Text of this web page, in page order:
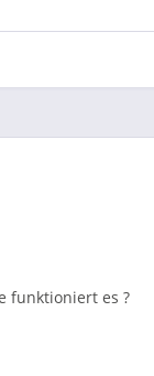
funktioniert es ?